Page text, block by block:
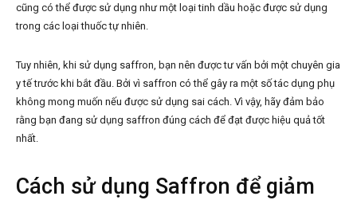
cũng có thể được sử dụng như một loại tinh dầu hoặc được sử dụng
trong các loại thuốc tự nhiên.
Tuy nhiên, khi sử dụng saffron, bạn nên được tư vấn bởi một chuyên gia
y tế trước khi bắt đầu. Bởi vì saffron có thể gây ra một số tác dụng phụ
không mong muốn nếu được sử dụng sai cách. Vì vậy, hãy đảm bảo
rằng bạn đang sử dụng saffron đúng cách để đạt được hiệu quả tốt
nhất.
Cách sử dụng Saffron để giảm